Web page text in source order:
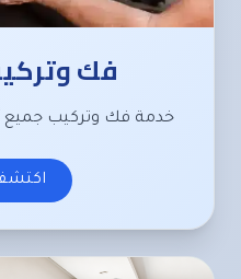
فك
خدمة فك وتركيب جميع